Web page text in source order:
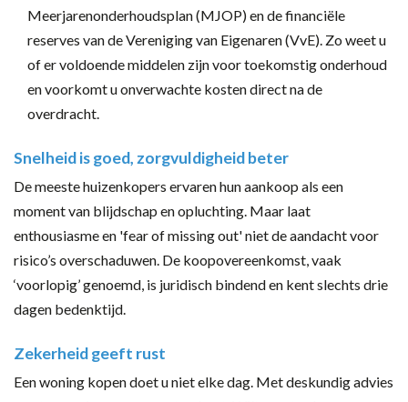
Meerjarenonderhoudsplan (MJOP) en de financiële
reserves van de Vereniging van Eigenaren (VvE). Zo weet u
of er voldoende middelen zijn voor toekomstig onderhoud
en voorkomt u onverwachte kosten direct na de
overdracht.
Snelheid is goed, zorgvuldigheid beter
De meeste huizenkopers ervaren hun aankoop als een
moment van blijdschap en opluchting. Maar laat
enthousiasme en 'fear of missing out' niet de aandacht voor
risico’s overschaduwen. De koopovereenkomst, vaak
‘voorlopig’ genoemd, is juridisch bindend en kent slechts drie
dagen bedenktijd.
Zekerheid geeft rust
Een woning kopen doet u niet elke dag. Met deskundig advies